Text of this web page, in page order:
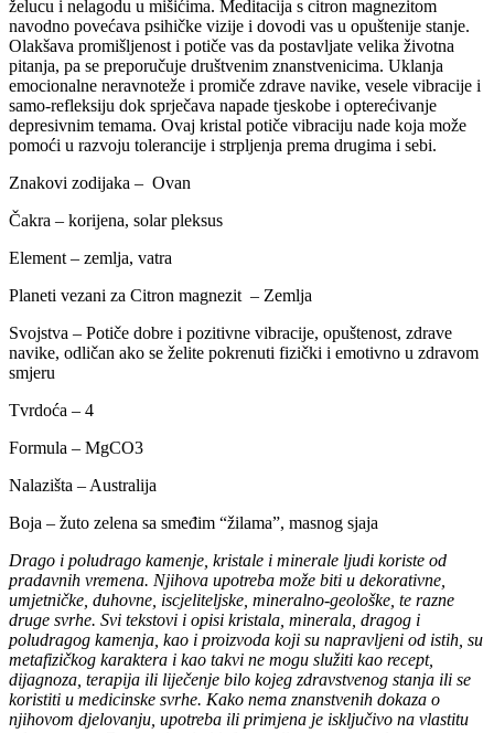
želucu i nelagodu u mišićima. Meditacija s citron magnezitom
navodno povećava psihičke vizije i dovodi vas u opuštenije stanje.
Olakšava promišljenost i potiče vas da postavljate velika životna
pitanja, pa se preporučuje društvenim znanstvenicima. Uklanja
emocionalne neravnoteže i promiče zdrave navike, vesele vibracije i
samo-refleksiju dok sprječava napade tjeskobe i opterećivanje
depresivnim temama. Ovaj kristal potiče vibraciju nade koja može
pomoći u razvoju tolerancije i strpljenja prema drugima i sebi.
Znakovi zodijaka – Ovan
Čakra – korijena, solar pleksus
Element – zemlja, vatra
Planeti vezani za Citron magnezit – Zemlja
Svojstva – Potiče dobre i pozitivne vibracije, opuštenost, zdrave
navike, odličan ako se želite pokrenuti fizički i emotivno u zdravom
smjeru
Tvrdoća – 4
Formula – MgCO3
Nalazišta – Australija
Boja – žuto zelena sa smeđim “žilama”, masnog sjaja
Drago i poludrago kamenje, kristale i minerale ljudi koriste od
pradavnih vremena. Njihova upotreba može biti u dekorativne,
umjetničke, duhovne, iscjeliteljske, mineralno-geološke, te razne
druge svrhe. Svi tekstovi i opisi kristala, minerala, dragog i
poludragog kamenja, kao i proizvoda koji su napravljeni od istih, su
metafizičkog karaktera i kao takvi ne mogu služiti kao recept,
dijagnoza, terapija ili liječenje bilo kojeg zdravstvenog stanja ili se
koristiti u medicinske svrhe. Kako nema znanstvenih dokaza o
njihovom djelovanju, upotreba ili primjena je isključivo na vlastitu